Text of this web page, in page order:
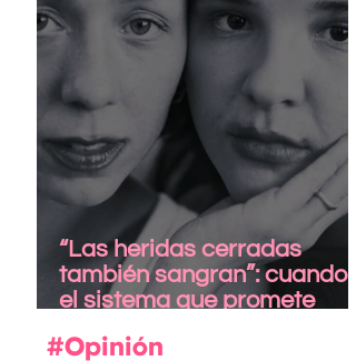
“Las heridas cerradas
también sangran”: cuando
el sistema que promete
#Opinión